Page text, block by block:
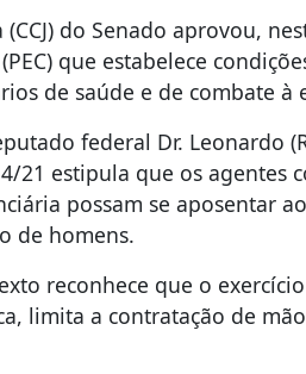
do Senado aprovou,
que estabelece
de saúde e de combate à
federal Dr. Leonardo
21 estipula que os agentes
possam se aposentar
de homens.
reconhece que o
limita a contratação de